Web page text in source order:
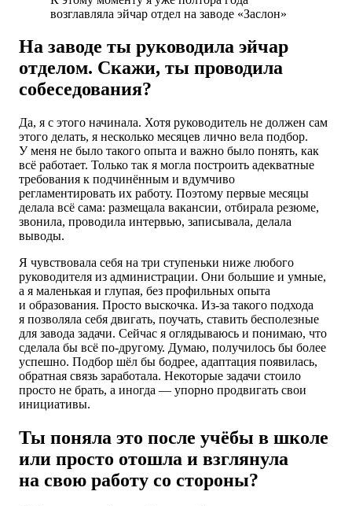
возглавляла эйчар отдел на заводе «Заслон»
На заводе ты руководила эйчар
отделом. Скажи, ты проводила
собеседования?
Да, я с этого начинала. Хотя руководитель не должен сам
этого делать, я несколько месяцев лично вела подбор.
У меня не было такого опыта и важно было понять, как
всё работает. Только так я могла построить адекватные
требования к подчинённым и вдумчиво
регламентировать их работу. Поэтому первые месяцы
делала всё сама: размещала вакансии, отбирала резюме,
звонила, проводила интервью, записывала, делала
выводы.
Я чувствовала себя на три ступеньки ниже любого
руководителя из администрации. Они большие и умные,
а я маленькая и глупая, без профильных опыта
и образования. Просто выскочка. Из-за такого подхода
я позволяла себя двигать, поучать, ставить бесполезные
для завода задачи. Сейчас я оглядываюсь и понимаю, что
сделала бы всё по-другому. Думаю, получилось бы более
успешно. Подбор шёл бы бодрее, адаптация появилась,
обратная связь заработала. Некоторые задачи стоило
просто не брать, а иногда — упорно продвигать свои
инициативы.
Ты поняла это после учёбы в школе
или просто отошла и взглянула
на свою работу со стороны?